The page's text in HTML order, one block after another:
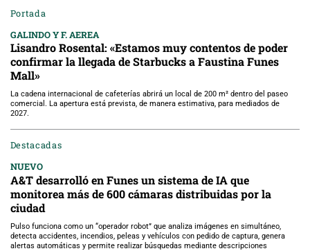
Portada
GALINDO Y F. AEREA
Lisandro Rosental: «Estamos muy contentos de poder
confirmar la llegada de Starbucks a Faustina Funes
Mall»
La cadena internacional de cafeterías abrirá un local de 200 m² dentro del paseo
comercial. La apertura está prevista, de manera estimativa, para mediados de
2027.
Destacadas
NUEVO
A&T desarrolló en Funes un sistema de IA que
monitorea más de 600 cámaras distribuidas por la
ciudad
Pulso funciona como un “operador robot” que analiza imágenes en simultáneo,
detecta accidentes, incendios, peleas y vehículos con pedido de captura, genera
alertas automáticas y permite realizar búsquedas mediante descripciones